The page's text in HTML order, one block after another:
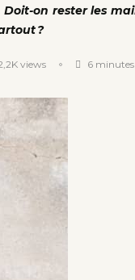
on rester les
?
views 6